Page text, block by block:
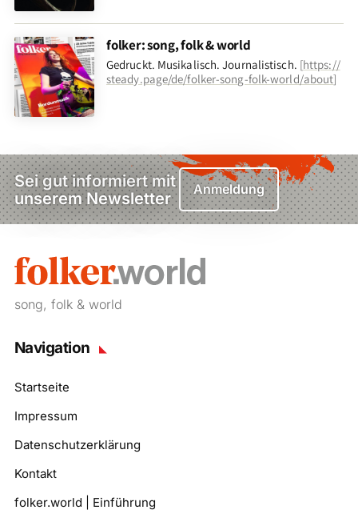
folker: song, folk & world
Gedruckt. Musikalisch. Journalistisch. [https://
steady.page/de/folker-song-folk-world/about]
Sei gut informiert mit
unserem Newsletter
Anmeldung
song, folk & world
Navigation
Startseite
Impressum
Datenschutzerklärung
Kontakt
folker.world | Einführung